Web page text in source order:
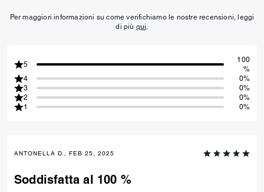
Per maggiori informazioni su come verifichiamo le nostre recensioni, leggi
di più qui.
5
100
%
4
0%
3
0%
2
0%
1
0%
ANTONELLA D., FEB 25, 2025
Soddisfatta al 100 %